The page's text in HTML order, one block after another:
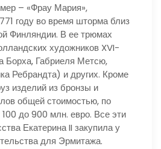
– «Фрау Мария»,
году во время шторма близ
Финляндии. В ее трюмах
художников XVI-
Борха, Габриеля Метсю,
Ребрандта) и других. Кроме
изделий из бронзы и
общей стоимостью, по
до 900 млн. евро. Все эти
Екатерина II закупила у
для Эрмитажа.